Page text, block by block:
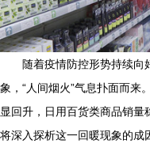
随着疫情防控形势持续向
象，“人间烟火”气息扑面而来
显回升，日用百货类商品销量
将深入探析这一回暖现象的